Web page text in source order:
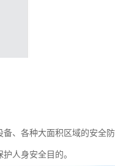
、各种大面积区域的安全
人身安全目的。